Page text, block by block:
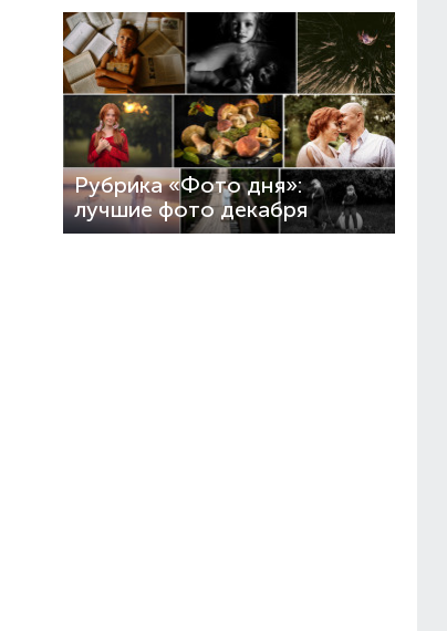
Рубрика «Фото дня»:
лучшие фото декабря